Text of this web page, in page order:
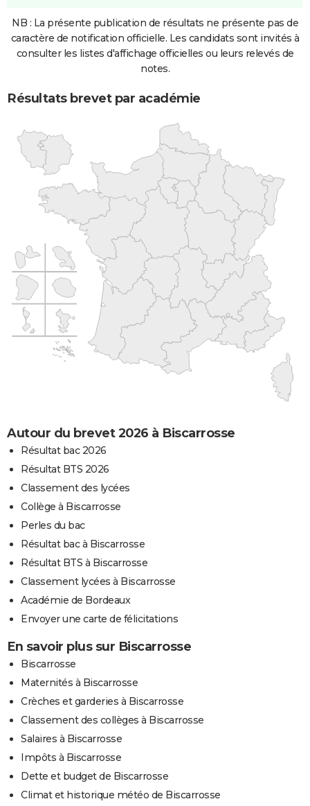
NB : La présente publication de résultats ne présente pas de
caractère de notification officielle. Les candidats sont invités à
consulter les listes d'affichage officielles ou leurs relevés de
notes.
Résultats brevet par académie
Autour du brevet 2026 à Biscarrosse
Résultat bac 2026
Résultat BTS 2026
Classement des lycées
Collège à Biscarrosse
Perles du bac
Résultat bac à Biscarrosse
Résultat BTS à Biscarrosse
Classement lycées à Biscarrosse
Académie de Bordeaux
Envoyer une carte de félicitations
En savoir plus sur Biscarrosse
Biscarrosse
Maternités à Biscarrosse
Crèches et garderies à Biscarrosse
Classement des collèges à Biscarrosse
Salaires à Biscarrosse
Impôts à Biscarrosse
Dette et budget de Biscarrosse
Climat et historique météo de Biscarrosse